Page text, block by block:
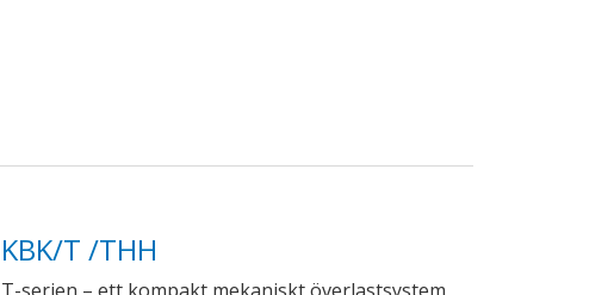
KBK/T /THH